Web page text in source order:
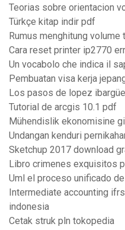
Teorias sobre orientacion
Türkçe kitap indir pdf
Rumus menghitung volume
Cara reset printer ip2770
Un vocabolo che indica il
Pembuatan visa kerja
Los pasos de lopez
Tutorial de arcgis 10.1 pdf
Mühendislik ekonomisine
Undangan kenduri
Sketchup 2017 download
Libro crimenes exquisitos
Uml el proceso unificado
Intermediate accounting
indonesia
Cetak struk pln tokopedia